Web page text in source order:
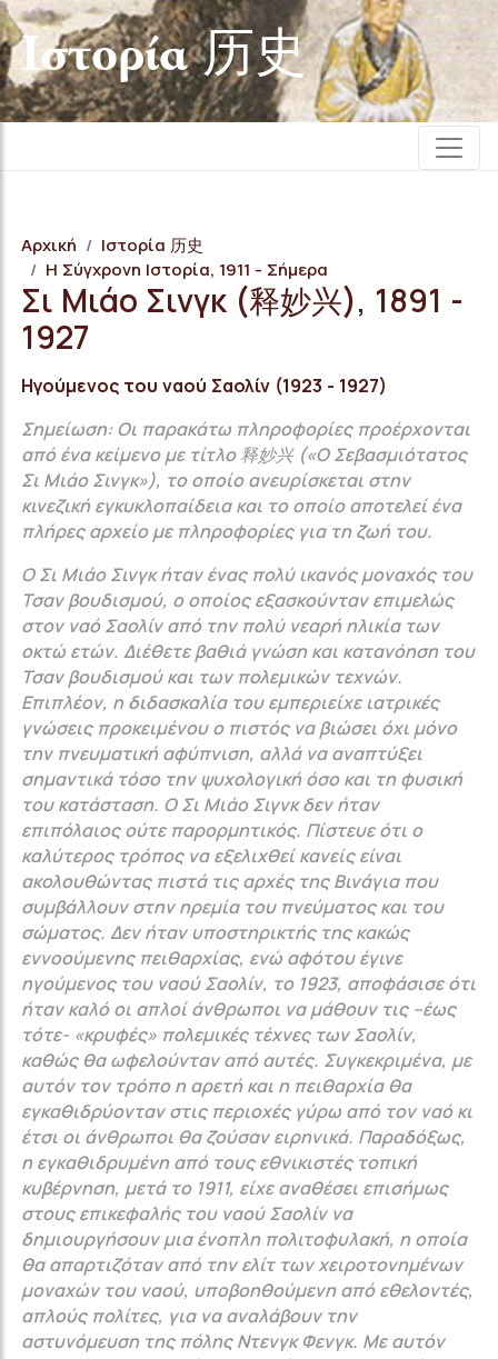
Iστορία 历史
Αρχική
Iστορία 历史
Η Σύγχρονη Ιστορία, 1911 - Σήμερα
Σι Μιάο Σινγκ (释妙兴), 1891 -
1927
Ηγούμενος του ναού Σαολίν (1923 - 1927)
Σημείωση: Οι παρακάτω πληροφορίες προέρχονται
από ένα κείμενο με τίτλο 释妙兴 («Ο Σεβασμιότατος
Σι Μιάο Σινγκ»), το οποίο ανευρίσκεται στην
κινεζική εγκυκλοπαίδεια και το οποίο αποτελεί ένα
πλήρες αρχείο με πληροφορίες για τη ζωή του.
Ο Σι Μιάο Σινγκ ήταν ένας πολύ ικανός μοναχός του
Τσαν βουδισμού, ο οποίος εξασκούνταν επιμελώς
στον ναό Σαολίν από την πολύ νεαρή ηλικία των
οκτώ ετών. Διέθετε βαθιά γνώση και κατανόηση του
Τσαν βουδισμού και των πολεμικών τεχνών.
Επιπλέον, η διδασκαλία του εμπεριείχε ιατρικές
γνώσεις προκειμένου ο πιστός να βιώσει όχι μόνο
την πνευματική αφύπνιση, αλλά να αναπτύξει
σημαντικά τόσο την ψυχολογική όσο και τη φυσική
του κατάσταση. Ο Σι Μιάο Σιγνκ δεν ήταν
επιπόλαιος ούτε παρορμητικός. Πίστευε ότι ο
καλύτερος τρόπος να εξελιχθεί κανείς είναι
ακολουθώντας πιστά τις αρχές της Βινάγια που
συμβάλλουν στην ηρεμία του πνεύματος και του
σώματος. Δεν ήταν υποστηρικτής της κακώς
εννοούμενης πειθαρχίας, ενώ αφότου έγινε
ηγούμενος του ναού Σαολίν, το 1923, αποφάσισε ότι
ήταν καλό οι απλοί άνθρωποι να μάθουν τις –έως
τότε- «κρυφές» πολεμικές τέχνες των Σαολίν,
καθώς θα ωφελούνταν από αυτές. Συγκεκριμένα, με
αυτόν τον τρόπο η αρετή και η πειθαρχία θα
εγκαθιδρύονταν στις περιοχές γύρω από τον ναό κι
έτσι οι άνθρωποι θα ζούσαν ειρηνικά. Παραδόξως,
η εγκαθιδρυμένη από τους εθνικιστές τοπική
κυβέρνηση, μετά το 1911, είχε αναθέσει επισήμως
στους επικεφαλής του ναού Σαολίν να
δημιουργήσουν μια ένοπλη πολιτοφυλακή, η οποία
θα απαρτιζόταν από την ελίτ των χειροτονημένων
μοναχών του ναού, υποβοηθούμενη από εθελοντές,
απλούς πολίτες, για να αναλάβουν την
αστυνόμευση της πόλης Ντενγκ Φενγκ. Με αυτόν